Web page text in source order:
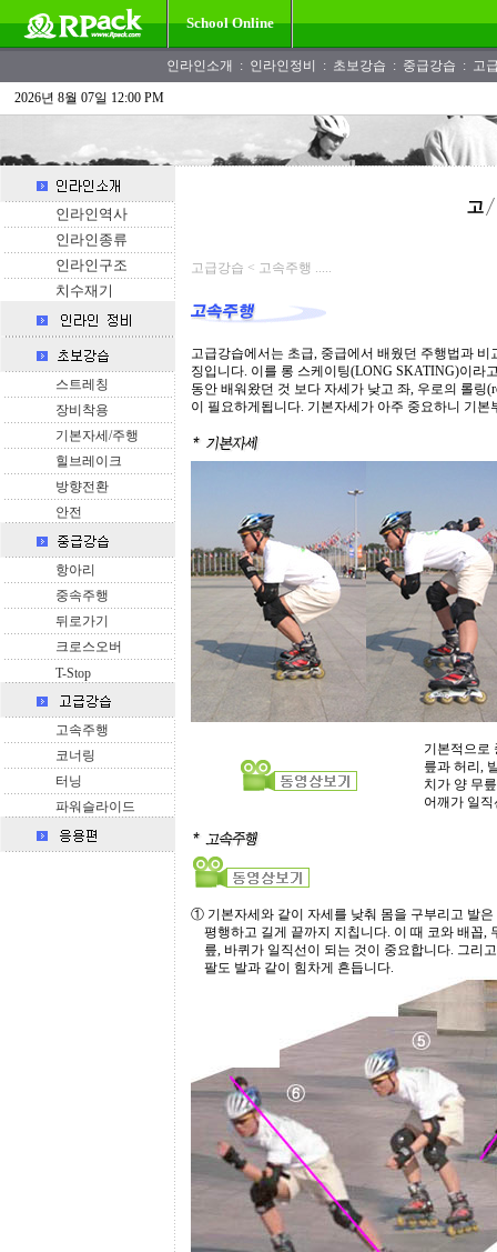
School Online
인라인소개 : 인라인정비 : 초보강습 : 중급강습 : 고
2026년 8월 07일 12:00 PM
인라인역사
인라인종류
인라인구조
치수재기
스트레칭
장비착용
기본자세/주행
힐브레이크
방향전환
안전
항아리
중속주행
뒤로가기
크로스오버
T-Stop
고속주행
코너링
터닝
파워슬라이드
고급강습 < 고속주행 .....
고급강습에서는 초급, 중급에서 배웠던 주행법과
징입니다. 이를 롱 스케이팅(LONG SKATING)이라
동안 배워왔던 것 보다 자세가 낮고 좌, 우로의 롤링
이 필요하게됩니다. 기본자세가 아주 중요하니 기본
기본적으로
릎과 허리,
치가 양 무
어깨가 일
① 기본자세와 같이 자세를 낮춰 몸을 구부리고 발은
평행하고 길게 끝까지 지칩니다. 이 때 코와 배꼽,
릎, 바퀴가 일직선이 되는 것이 중요합니다. 그리고
팔도 발과 같이 힘차게 흔듭니다.